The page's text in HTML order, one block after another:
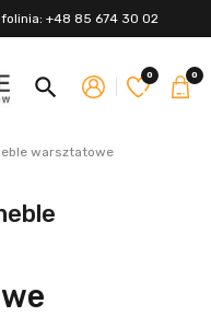
+48 85 674 30 02
search 0 0
warsztatowe